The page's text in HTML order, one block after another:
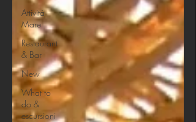
Attività
Mare
Restaurant
& Bar
New
What to
do &
escursioni